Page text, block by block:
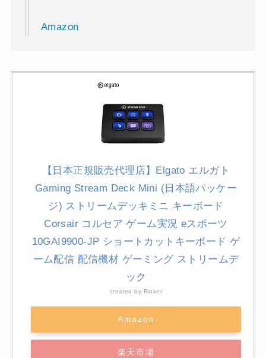
Amazon
【日本正規販売代理店】Elgato エルガト
Gaming Stream Deck Mini (日本語パッケー
ジ) ストリームデッキミニ キーボード
Corsair コルセア ゲーム実況 eスポーツ
10GAI9900-JP ショートカットキーボード ゲ
ーム配信 配信機材 ゲーミング ストリームデ
ック
created by Rinker
Amazon
楽天市場